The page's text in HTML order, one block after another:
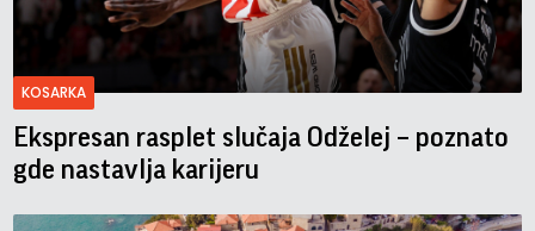
KOSARKA
Ekspresan rasplet slučaja Odželej – poznato
gde nastavlja karijeru